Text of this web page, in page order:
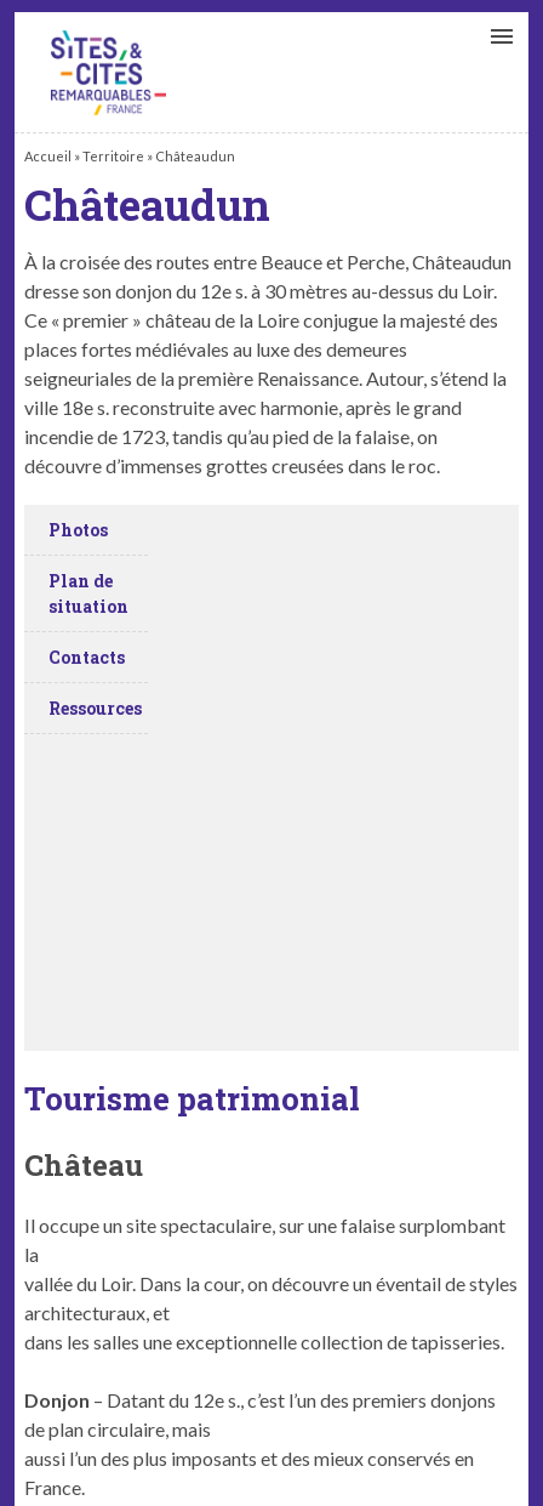
Accueil »Territoire » Châteaudun
Châteaudun
À la croisée des routes entre Beauce et Perche, Châteaudun
dresse son donjon du 12e s. à 30 mètres au-dessus du Loir.
Ce « premier » château de la Loire conjugue la majesté des
places fortes médiévales au luxe des demeures
seigneuriales de la première Renaissance. Autour, s’étend la
ville 18e s. reconstruite avec harmonie, après le grand
incendie de 1723, tandis qu’au pied de la falaise, on
découvre d’immenses grottes creusées dans le roc.
Photos
Plan de
situation
Contacts
Ressources
Tourisme patrimonial
Château
Il occupe un site spectaculaire, sur une falaise surplombant
la
vallée du Loir. Dans la cour, on découvre un éventail de styles
architecturaux, et
dans les salles une exceptionnelle collection de tapisseries.
Donjon – Datant du 12e s., c’est l’un des premiers donjons
de plan circulaire, mais
aussi l’un des plus imposants et des mieux conservés en
France.